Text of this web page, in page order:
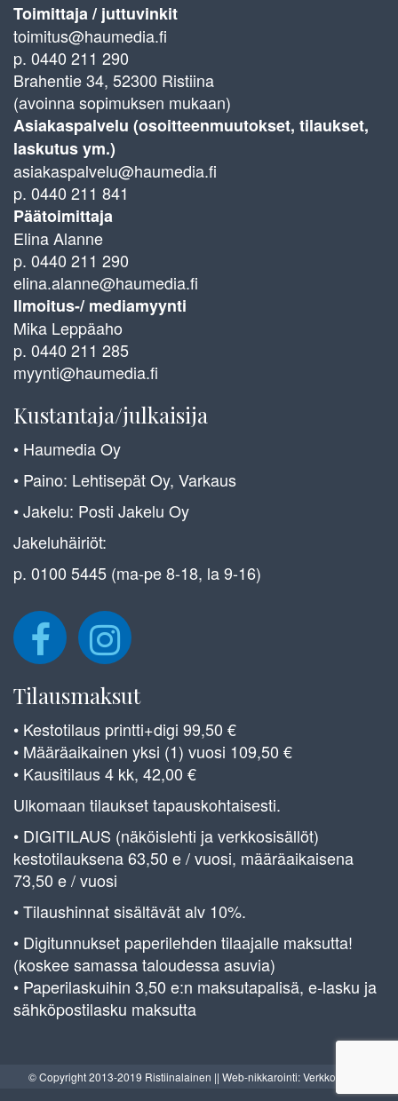
Toimittaja / juttuvinkit
toimitus@haumedia.fi
p. 0440 211 290
Brahentie 34, 52300 Ristiina
(avoinna sopimuksen mukaan)
Asiakaspalvelu (osoitteenmuutokset, tilaukset,
laskutus ym.)
asiakaspalvelu@haumedia.fi
p. 0440 211 841
Päätoimittaja
Elina Alanne
p. 0440 211 290
elina.alanne@haumedia.fi
Ilmoitus-/ mediamyynti
Mika Leppäaho
p. 0440 211 285
myynti@haumedia.fi
Kustantaja/julkaisija
• Haumedia Oy
• Paino: Lehtisepät Oy, Varkaus
• Jakelu: Posti Jakelu Oy
Jakeluhäiriöt:
p. 0100 5445 (ma-pe 8-18, la 9-16)
Tilausmaksut
• Kestotilaus printti+digi 99,50 €
• Määräaikainen yksi (1) vuosi 109,50 €
• Kausitilaus 4 kk, 42,00 €
Ulkomaan tilaukset tapauskohtaisesti.
• DIGITILAUS (näköislehti ja verkkosisällöt)
kestotilauksena 63,50 e / vuosi, määräaikaisena
73,50 e / vuosi
• Tilaushinnat sisältävät alv 10%.
• Digitunnukset paperilehden tilaajalle maksutta!
(koskee samassa taloudessa asuvia)
• Paperilaskuihin 3,50 e:n maksutapalisä, e-lasku ja
sähköpostilasku maksutta
© Copyright 2013-2019 Ristiinalainen || Web-nikkarointi: Verkkoverstas